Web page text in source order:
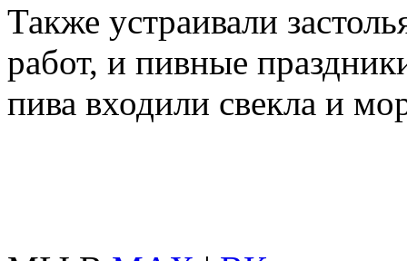
Также устраивали
работ, и пивные
пива входили свекла и